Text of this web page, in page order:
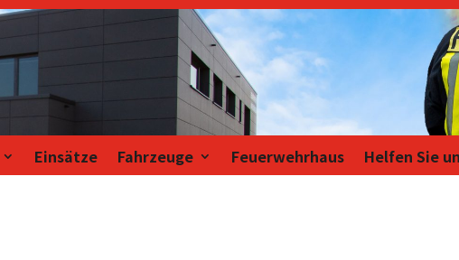
Einsätze Fahrzeuge Feuerwehrhaus Helfen Sie